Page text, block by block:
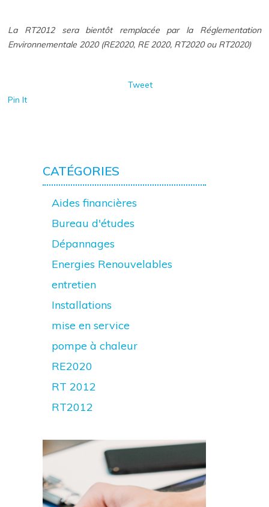
La RT2012 sera bientôt remplacée par la Réglementation
Environnementale 2020 (RE2020, RE 2020, RT2020 ou RT2020)
Tweet
Pin It
CATÉGORIES
Aides financières
Bureau d'études
Dépannages
Energies Renouvelables
entretien
Installations
mise en service
pompe à chaleur
RE2020
RT 2012
RT2012